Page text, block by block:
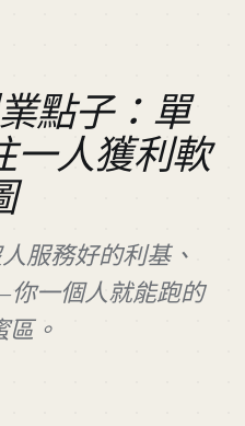
點子：單
一人獲利軟
服務好的利基、
一個人就能跑的
。